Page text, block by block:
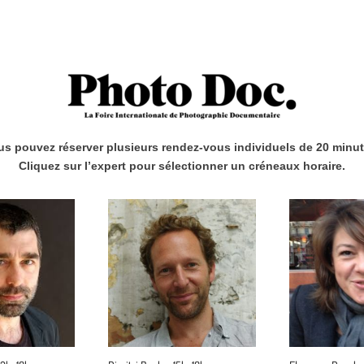
pouvez réserver plusieurs rendez-vous individuels de 20
Cliquez sur l’expert pour sélectionner un créneaux horaire.